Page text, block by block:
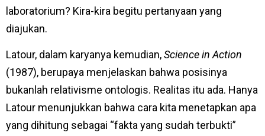
laboratorium? Kira-kira begitu pertanyaan yang
diajukan.
Latour, dalam karyanya kemudian,Science in Action
(1987), berupaya menjelaskan bahwa posisinya
bukanlah relativisme ontologis. Realitas itu ada. Hanya
Latour menunjukkan bahwa cara kita menetapkan apa
yang dihitung sebagai “fakta yang sudah terbukti”